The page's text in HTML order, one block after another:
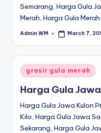
Semarang, Harga Gula
Merah, Harga Gula Merah
Posted
Admin WM March 7,
Posted
in
grosir gula merah
Harga Gula
Harga Gula Jawa Kulon
Kilo, Harga Gula Jawa
Sekarang, Harga Gula